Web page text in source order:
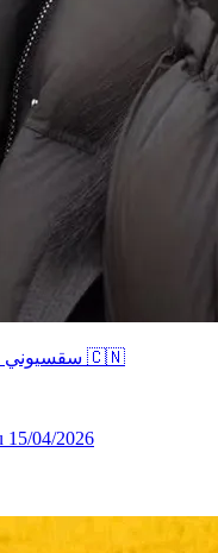
whereisemma09 - سقسيوني على الزواج في الصين 🇨🇳